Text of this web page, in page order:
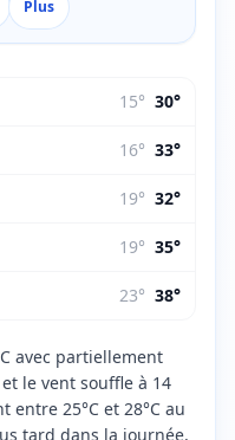
avec partiellement
le vent souffle à 14
25°C et 28°C au
tard dans la journée,
Plus
15° 30°
16° 33°
19° 32°
19° 35°
23° 38°